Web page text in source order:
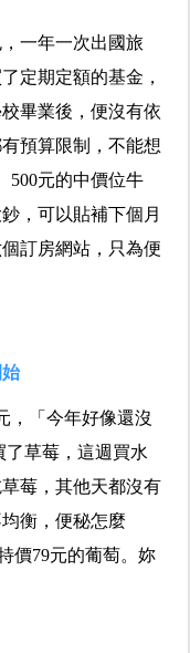
一年一次出國旅
定期定額的基金，
畢業後，便沒有依
預算限制，不能想
500元的中價位牛
，可以貼補下個月
訂房網站，只為便
，「今年好像還沒
草莓，這週買水
莓，其他天都沒有
衡，便秘怎麼
價79元的葡萄。妳